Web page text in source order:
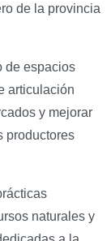
de la provincia
de espacios
articulación
y mejorar
productores
naturales y